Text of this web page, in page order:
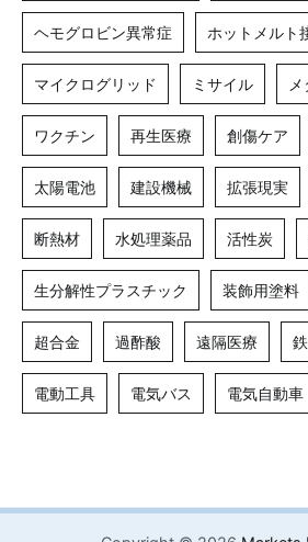
ヘモグロビン異常症 ホットメルト
マイクログリッド ミサイル
ワクチン 再生医療 創傷ケア
太陽電池 建設機械 拡張現実
断熱材 水処理薬品 活性炭
生分解性プラスチック 装飾用塗料
超合金 過酢酸 遠隔医療
電動工具 電気バス 電気自動車